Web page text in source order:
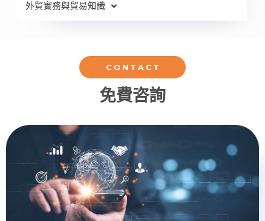
外貿實務與貿易知識
CONTACT
免費咨詢